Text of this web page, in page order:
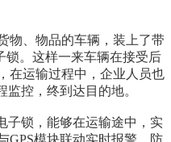
物、物品的车辆，装上了带
锁。这样一来车辆在接受后
在运输过程中，企业人员也
监控，终到达目的地。
子锁 ，能够在运输途中，实
GPS模块联动实时报警，防